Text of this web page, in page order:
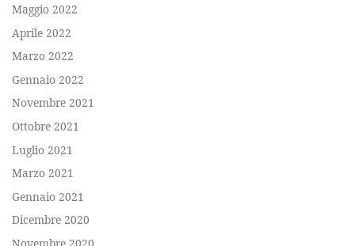
Maggio 2022
Aprile 2022
Marzo 2022
Gennaio 2022
Novembre 2021
Ottobre 2021
Luglio 2021
Marzo 2021
Gennaio 2021
Dicembre 2020